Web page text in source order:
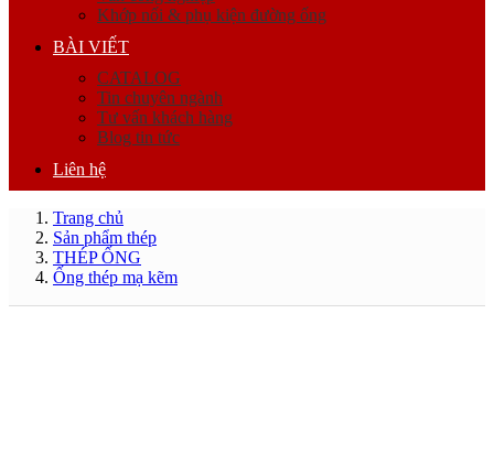
Khớp nối & phụ kiện đường ống
BÀI VIẾT
CATALOG
Tin chuyên ngành
Tư vấn khách hàng
Blog tin tức
Liên hệ
Trang chủ
Sản phẩm thép
THÉP ỐNG
Ống thép mạ kẽm